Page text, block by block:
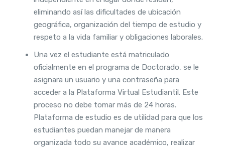
eliminando así las dificultades de ubicación
geográfica, organización del tiempo de estudio y
respeto a la vida familiar y obligaciones laborales.
Una vez el estudiante está matriculado
oficialmente en el programa de Doctorado, se le
asignara un usuario y una contraseña para
acceder a la Plataforma Virtual Estudiantil. Este
proceso no debe tomar más de 24 horas.
Plataforma de estudio es de utilidad para que los
estudiantes puedan manejar de manera
organizada todo su avance académico, realizar